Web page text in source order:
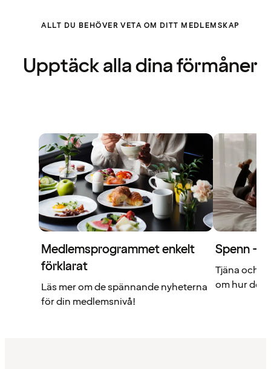
ALLT DU BEHÖVER VETA OM DITT MEDLEMSKAP
Upptäck alla dina förmåner
Medlemsprogrammet enkelt
förklarat
Läs mer om de spännande nyheterna
för din medlemsnivå!
Spenn –
Tjäna och
om hur det